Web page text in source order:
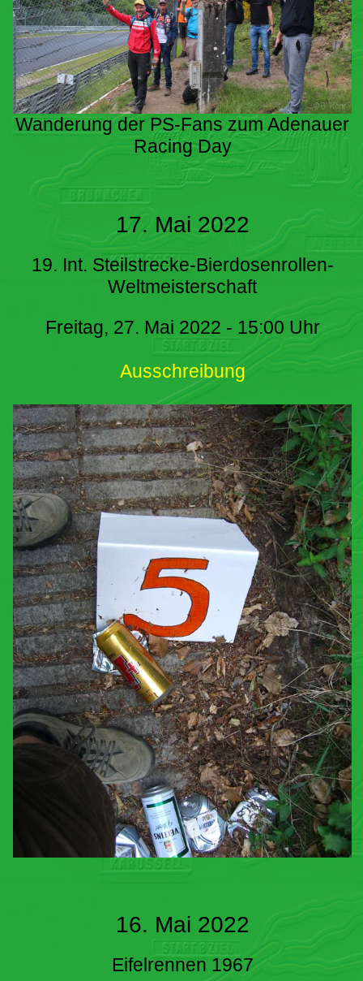
Wanderung der PS-Fans zum Adenauer
Racing Day
17. Mai 2022
19. Int. Steilstrecke-Bierdosenrollen-
Weltmeisterschaft
Freitag, 27. Mai 2022 - 15:00 Uhr
Ausschreibung
16. Mai 2022
Eifelrennen 1967